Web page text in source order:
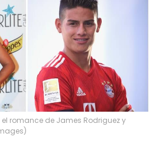
romance de James Rodriguez y
)